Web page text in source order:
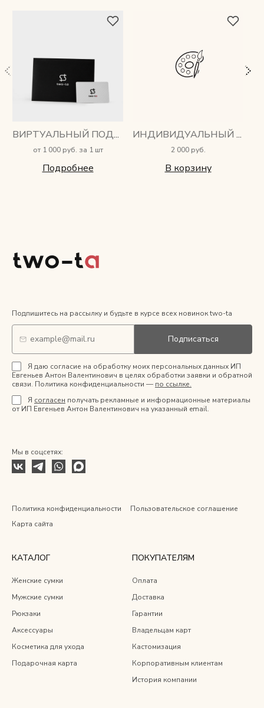
ВИРТУАЛЬНЫЙ ПОДАРОЧНЫЙ СЕРТИФИКАТ
от 1 000 руб. за 1 шт
Подробнее
ИНДИВИДУАЛЬНЫЙ ПОШИВ, ПЛЕЧЕВОЙ РЕМЕНЬ
2 000 руб.
В корзину
Подпишитесь на рассылку и будьте в курсе всех новинок two-ta
Подписаться
Я даю согласие на обработку моих персональных данных ИП
Евгеньев Антон Валентинович в целях обработки заявки и обратной
связи. Политика конфиденциальности — по ссылке.
Я согласен получать рекламные и информационные материалы
от ИП Евгеньев Антон Валентинович на указанный email.
Мы в соцсетях:
Политика конфиденциальности
Пользовательское соглашение
Карта сайта
КАТАЛОГ
Женские сумки
Мужские сумки
Рюкзаки
Аксессуары
Косметика для ухода
Подарочная карта
ПОКУПАТЕЛЯМ
Оплата
Доставка
Гарантии
Владельцам карт
Кастомизация
Корпоративным клиентам
История компании